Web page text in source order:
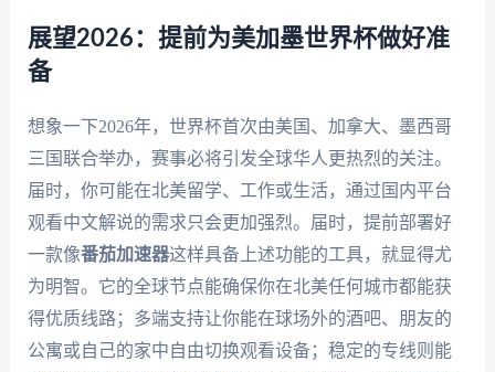
展望2026：提前为美加墨世界杯做好准
备
想象一下2026年，世界杯首次由美国、加拿大、墨西哥
三国联合举办，赛事必将引发全球华人更热烈的关注。
届时，你可能在北美留学、工作或生活，通过国内平台
观看中文解说的需求只会更加强烈。届时，提前部署好
一款像番茄加速器这样具备上述功能的工具，就显得尤
为明智。它的全球节点能确保你在北美任何城市都能获
得优质线路；多端支持让你能在球场外的酒吧、朋友的
公寓或自己的家中自由切换观看设备；稳定的专线则能